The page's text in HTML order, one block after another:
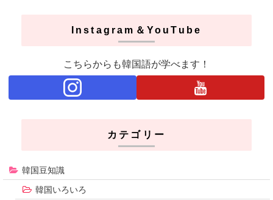
Instagram＆YouTube
こちらからも韓国語が学べます！
カテゴリー
韓国豆知識
韓国いろいろ